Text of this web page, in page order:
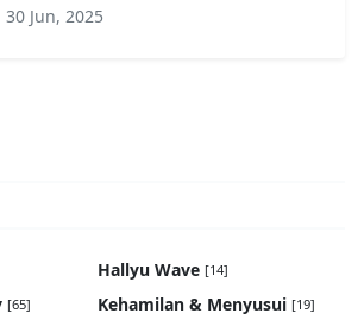
30 Jun, 2025
Hallyu Wave [14]
[65] Kehamilan & Menyusui [19]